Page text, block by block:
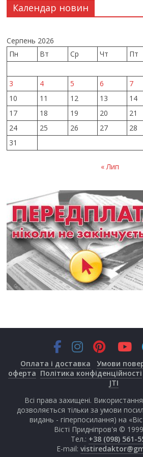
Календар новин
Серпень 2026
Пн
Вт Ср Чт Пт
3
4 5 6 7
10
11 12 13 14
17
18 19 20 21
24
25 26 27 28
31
« Лип
Оплата і доставка Умови
оферта Політика конфіденційності
JTI
Всі права захищені.
дозволяється тільки за умови
видань - гіперпосилання) на
Вісті Придніпров'я ©
Тел.: +38 (098) 561-
E-mail: